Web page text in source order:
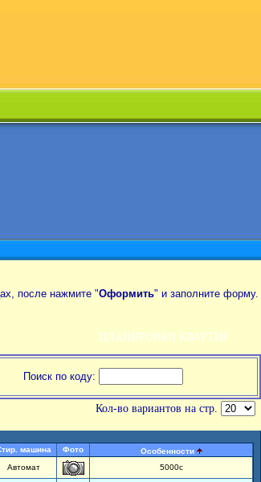
после нажмите "Оформить" и заполните форму.
ПЛАНИРОВКИ КВАРТИР
Поиск по коду:
Кол-во вариантов на стр.
машина Фото
Особенности
Автомат 5000с